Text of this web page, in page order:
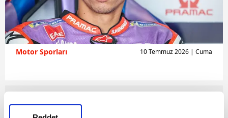
Motor Sporları 10 Temmuz 2026 | Cuma